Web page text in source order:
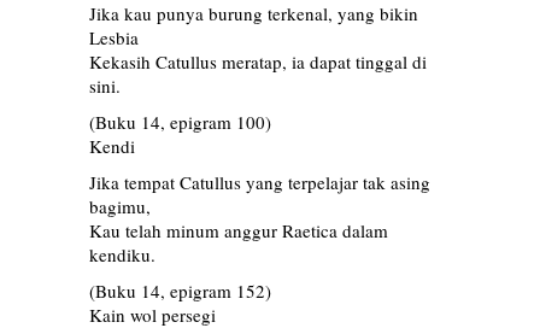
Jika kau punya burung terkenal, yang bikin
Lesbia
Kekasih Catullus meratap, ia dapat tinggal di
sini.
(Buku 14, epigram 100)
Kendi
Jika tempat Catullus yang terpelajar tak asing
bagimu,
Kau telah minum anggur Raetica dalam
kendiku.
(Buku 14, epigram 152)
Kain wol persegi